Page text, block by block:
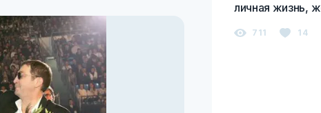
личная жизнь,
2023
711 14